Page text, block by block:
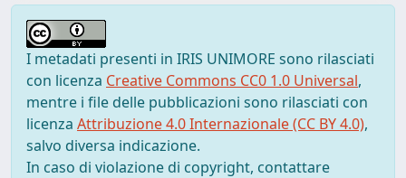
I metadati presenti in IRIS UNIMORE sono rilasciati
con licenza Creative Commons CC0 1.0 Universal,
mentre i file delle pubblicazioni sono rilasciati con
licenza Attribuzione 4.0 Internazionale (CC BY 4.0),
salvo diversa indicazione.
In caso di violazione di copyright, contattare